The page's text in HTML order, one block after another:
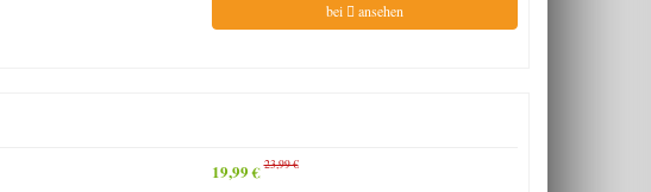
bei ansehen
19,99 €23,99 €